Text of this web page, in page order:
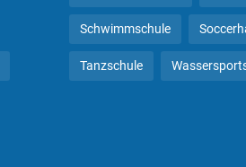
Schwimmschule
Tanzschule